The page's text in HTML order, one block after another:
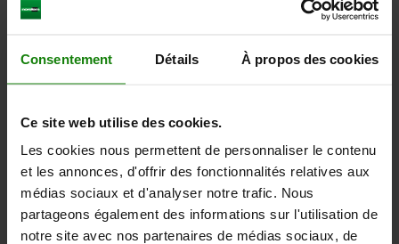
Consentement Détails À propos des cookies
Ce site web utilise des cookies.
Les cookies nous permettent de personnaliser le contenu
et les annonces, d'offrir des fonctionnalités relatives aux
médias sociaux et d'analyser notre trafic. Nous
partageons également des informations sur l'utilisation de
notre site avec nos partenaires de médias sociaux, de
RÉSISTANCE THERMIQUE =≤130 °C
Référence:03192-08-114
92,95 €
hors TVA
hors frais d’envoi
03192-08